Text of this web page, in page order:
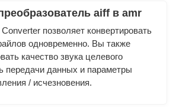
aiff в amr
позволяет конвертировать
одновременно. Вы также
качество звука целевого
передачи данных и параметры
/ исчезновения.